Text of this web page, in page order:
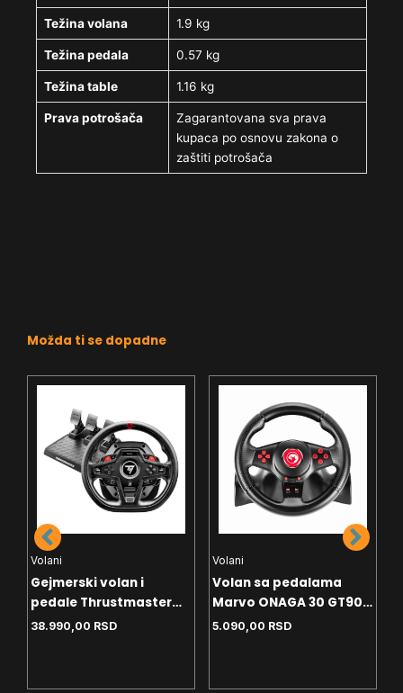
Težina volana 1.9 kg
Težina pedala 0.57 kg
Težina table 1.16 kg
Prava potrošača
Zagarantovana sva prava
kupaca po osnovu zakona o
zaštiti potrošača
Možda ti se dopadne
Volani
Gejmerski volan i
pedale Thrustmaster
T248R 4160869
38.990,00 RSD
Volani
Volan sa pedalama
Marvo ONAGA 30 GT903
USB
5.090,00 RSD